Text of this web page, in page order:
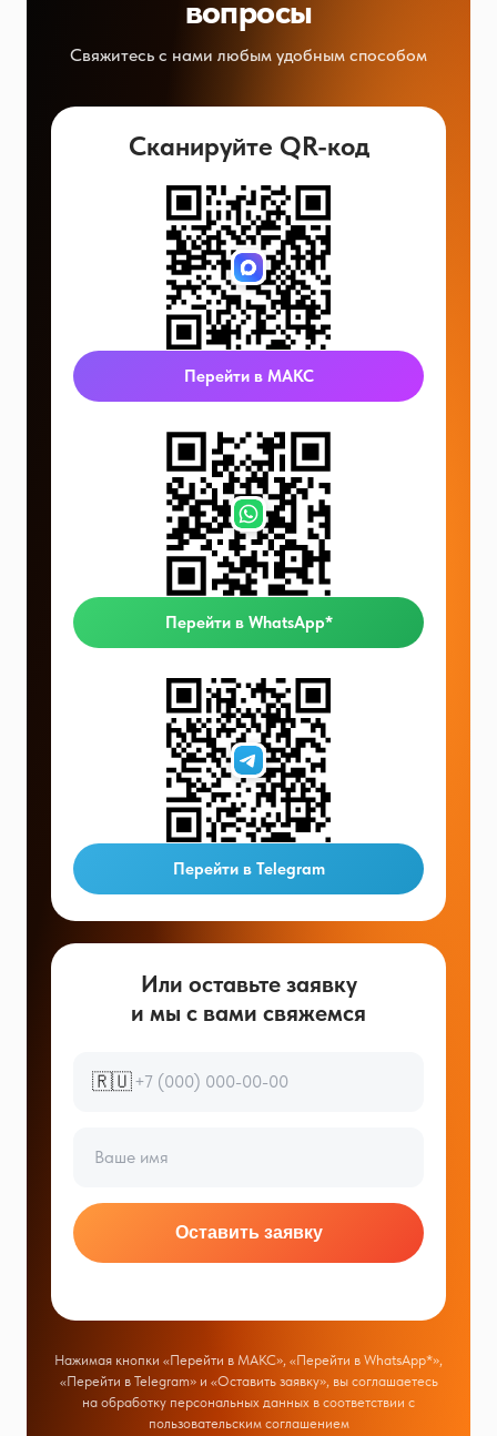
вопросы
Свяжитесь с нами любым удобным способом
Сканируйте QR-код
Перейти в МАКС
Перейти в WhatsApp*
Перейти в Telegram
Или оставьте заявку
и мы с вами свяжемся
🇷🇺
Оставить заявку
Нажимая кнопки «Перейти в МАКС», «Перейти в WhatsApp*»,
«Перейти в Telegram» и «Оставить заявку», вы соглашаетесь
на обработку персональных данных в соответствии с
пользовательским соглашением